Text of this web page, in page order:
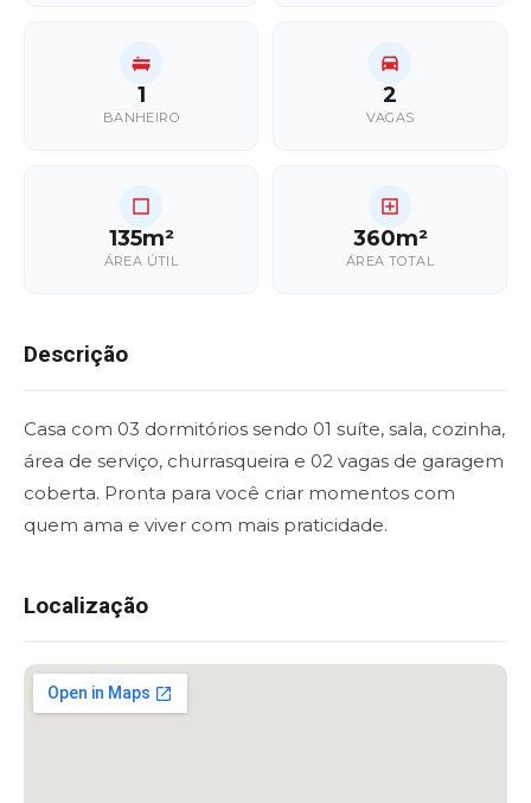
1
BANHEIRO
2
VAGAS
135m²
ÁREA ÚTIL
360m²
ÁREA TOTAL
Descrição
Casa com 03 dormitórios sendo 01 suíte, sala, cozinha,
área de serviço, churrasqueira e 02 vagas de garagem
coberta. Pronta para você criar momentos com
quem ama e viver com mais praticidade.
Localização